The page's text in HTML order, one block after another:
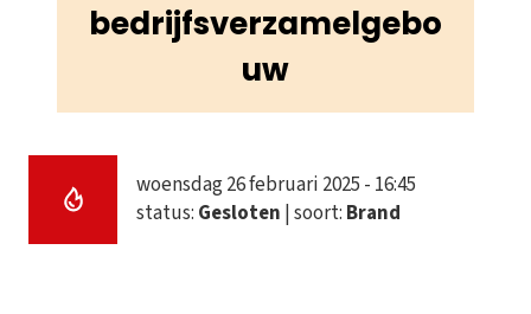
bedrijfsverzamelgebo
uw
woensdag 26 februari 2025 - 16:45
status: Gesloten | soort: Brand